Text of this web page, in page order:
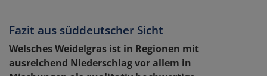
Fazit aus süddeutscher Sicht
Welsches Weidelgras ist in Regionen mit
ausreichend Niederschlag vor allem in